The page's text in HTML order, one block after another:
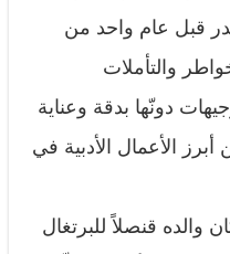
قبل عام واحد من
والتأملات
دونّها بدقة وعناية
الأعمال الأدبية في
قنصلاً للبرتغال